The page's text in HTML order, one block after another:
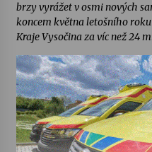
brzy vyrážet v osmi nových
koncem května letošního
Kraje Vysočina za víc než 24